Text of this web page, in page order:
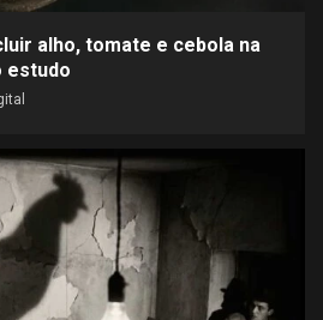
alho, tomate e cebola na
estudo